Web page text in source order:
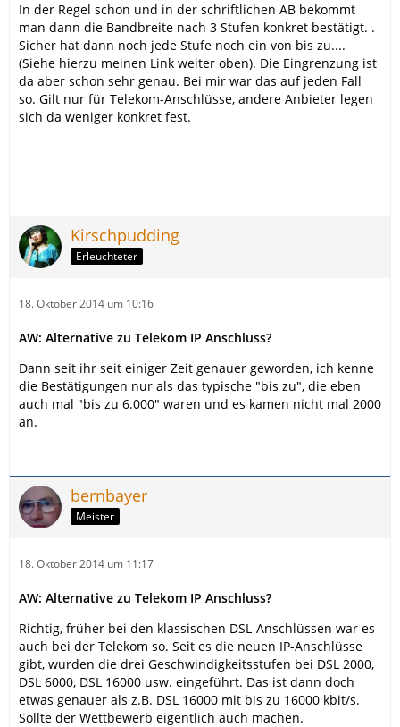
In der Regel schon und in der schriftlichen AB bekommt
man dann die Bandbreite nach 3 Stufen konkret bestätigt. .
Sicher hat dann noch jede Stufe noch ein von bis zu....
(Siehe hierzu meinen Link weiter oben). Die Eingrenzung ist
da aber schon sehr genau. Bei mir war das auf jeden Fall
so. Gilt nur für Telekom-Anschlüsse, andere Anbieter legen
sich da weniger konkret fest.
Kirschpudding
Erleuchteter
18. Oktober 2014 um 10:16
AW: Alternative zu Telekom IP Anschluss?
Dann seit ihr seit einiger Zeit genauer geworden, ich kenne
die Bestätigungen nur als das typische "bis zu", die eben
auch mal "bis zu 6.000" waren und es kamen nicht mal 2000
an.
bernbayer
Meister
18. Oktober 2014 um 11:17
AW: Alternative zu Telekom IP Anschluss?
Richtig, früher bei den klassischen DSL-Anschlüssen war es
auch bei der Telekom so. Seit es die neuen IP-Anschlüsse
gibt, wurden die drei Geschwindigkeitsstufen bei DSL 2000,
DSL 6000, DSL 16000 usw. eingeführt. Das ist dann doch
etwas genauer als z.B. DSL 16000 mit bis zu 16000 kbit/s.
Sollte der Wettbewerb eigentlich auch machen.